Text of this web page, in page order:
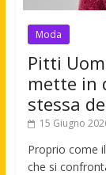
Moda
Pitti
mette in
stessa
15 Giugno
Proprio come
che si